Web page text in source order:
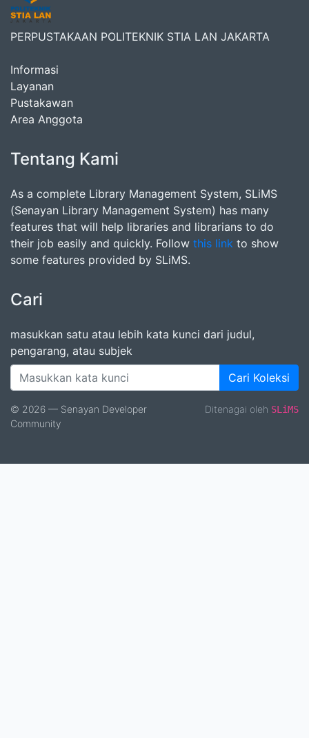
PERPUSTAKAAN POLITEKNIK STIA LAN JAKARTA
Informasi
Layanan
Pustakawan
Area Anggota
Tentang Kami
As a complete Library Management System, SLiMS
(Senayan Library Management System) has many
features that will help libraries and librarians to do
their job easily and quickly. Follow this link to show
some features provided by SLiMS.
Cari
masukkan satu atau lebih kata kunci dari judul,
pengarang, atau subjek
Cari Koleksi
© 2026 — Senayan Developer
Community
Ditenagai oleh SLiMS